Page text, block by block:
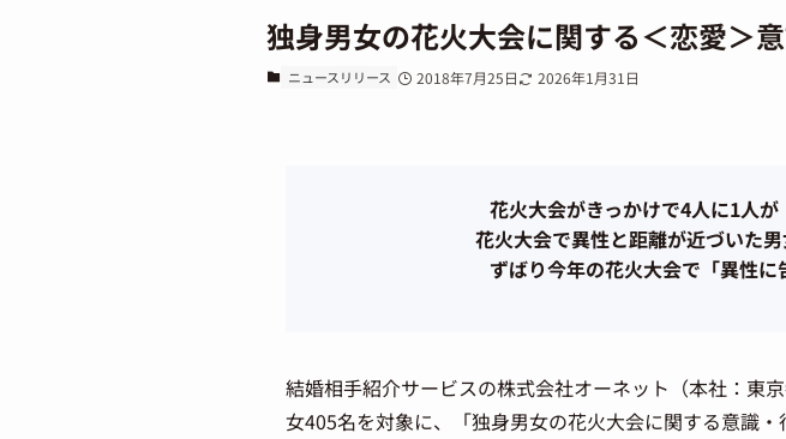
独身男女の花火大会に関する＜恋愛＞
ニュースリリース 2018年7月25日 2026年1月31日
花火大会がきっかけで4人に1人
花火大会で異性と距離が近づいた
ずばり今年の花火大会で「異性
結婚相手紹介サービスの株式会社オーネット（本社：
女405名を対象に、「独身男女の花火大会に関する意識